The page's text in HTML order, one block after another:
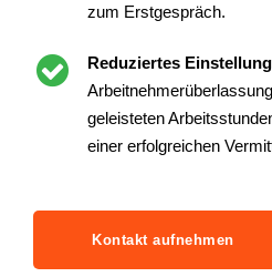
zum Erstgespräch.
Reduziertes
geleisteten
einer erfolgreichen
Kontakt aufnehmen